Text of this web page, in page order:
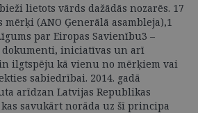
lietots vārds dažādās nozarēs. 17
(ANO Ģenerālā asambleja),1
par Eiropas Savienību3 –
iniciatīvas un arī
ilgtspēju kā vienu no mērķiem vai
sabiedrībai. 2014. gadā
arīdzan Latvijas Republikas
kas savukārt norāda uz šī principa